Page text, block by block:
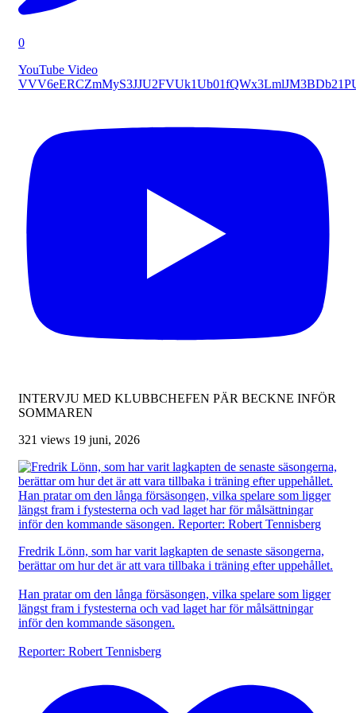
0
YouTube Video
INTERVJU MED KLUBBCHEFEN PÄR BECKNE INFÖR
SOMMAREN
321 views 19 juni, 2026
Fredrik Lönn, som har varit lagkapten de senaste säsongerna,
berättar om hur det är att vara tillbaka i träning efter uppehållet.
Han pratar om den långa försäsongen, vilka spelare som ligger
längst fram i fystesterna och vad laget har för målsättningar
inför den kommande säsongen.
Reporter: Robert Tennisberg